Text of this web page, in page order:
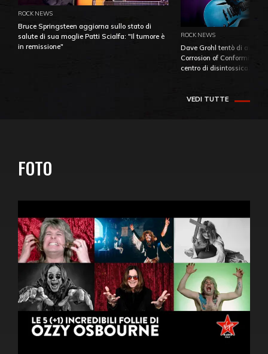
ROCK NEWS
Bruce Springsteen aggiorna sullo stato di
salute di sua moglie Patti Scialfa: "Il tumore è
in remissione"
ROCK NEWS
Dave Grohl tentò di
Corrosion of Conformity
centro di
VEDI TUTTE
FOTO